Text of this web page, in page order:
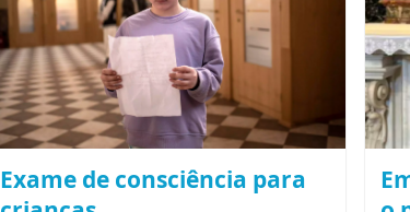
Exame de consciência para